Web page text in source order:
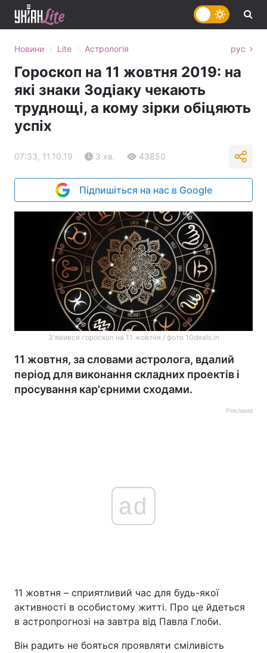
Україна Політика
Новини › Lite › Астрологія рус
Гороскоп на 11 жовтня 2019: на
які знаки Зодіаку чекають
труднощі, а кому зірки обіцяють
успіх
07:33, 11.10.19 3 хв. 43850
Підпишіться на нас в Google
З'явився гороскоп на 11 жовтня / фото 10deals.in
11 жовтня, за словами астролога, вдалий
період для виконання складних проектів і
просування кар'єрними сходами.
Реклама
ad
11 жовтня – сприятливий час для будь-якої
активності в особистому житті. Про це йдеться
в астропрогнозі на завтра від Павла Глоби.
Він радить не бояться проявляти сміливість